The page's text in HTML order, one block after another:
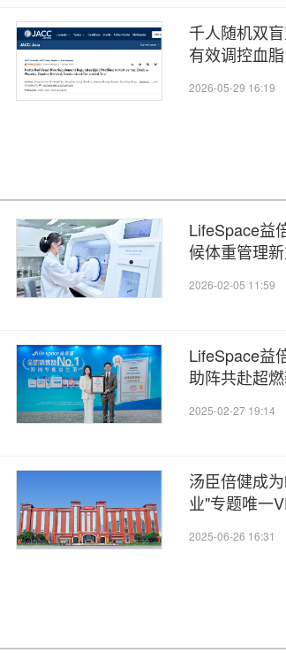
千人随机双
有效调控血脂
2026-05-29 16:19
LifeSpace益
候体重管理
2026-02-05 11:59
LifeSpace益
助阵共赴超
2025-02-27 19:14
汤臣倍健成
业"专题唯一
2025-06-26 16:31